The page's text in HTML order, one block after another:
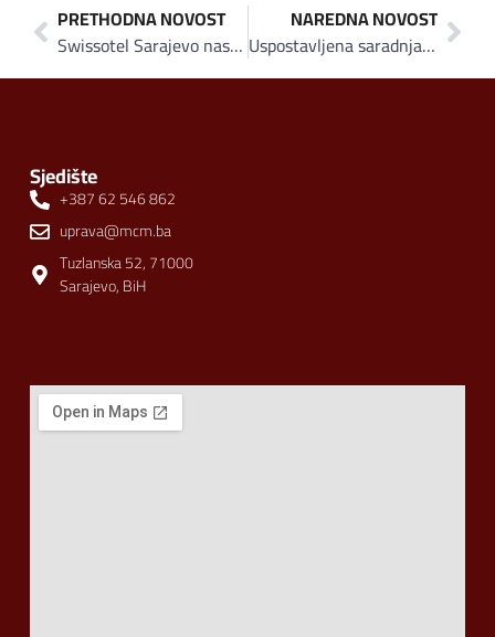
PRETHODNA NOVOST
Swissotel Sarajevo nastavlja dobijati najviše ocjene na najvećim svjetskim platformama za online rezeravacije, ovaj put na Booking.com
NAREDNA NOVOST
Uspostavljena saradnja između ZEPS-a i Celjskog sajma
Sjedište
+387 62 546 862
uprava@mcm.ba
Tuzlanska 52, 71000
Sarajevo, BiH